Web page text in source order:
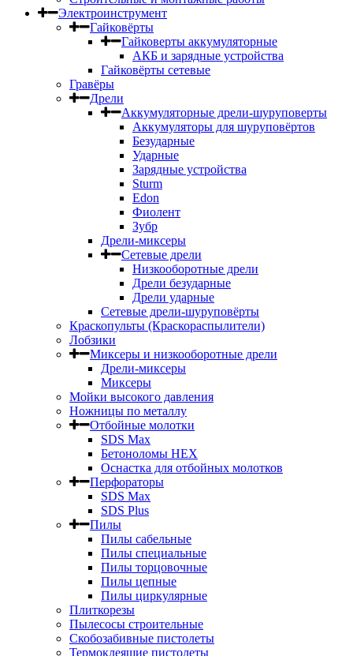
Электроинструмент
Гайковёрты
Гайковерты аккумуляторные
АКБ и зарядные устройства
Гайковёрты сетевые
Гравёры
Дрели
Аккумуляторные дрели-шуруповерты
Аккумуляторы для шуруповёртов
Безударные
Ударные
Зарядные устройства
Sturm
Edon
Фиолент
Зубр
Дрели-миксеры
Сетевые дрели
Низкооборотные дрели
Дрели безударные
Дрели ударные
Сетевые дрели-шуруповёрты
Краскопульты (Краскораспылители)
Лобзики
Миксеры и низкооборотные дрели
Дрели-миксеры
Миксеры
Мойки высокого давления
Ножницы по металлу
Отбойные молотки
SDS Max
Бетоноломы HEX
Оснастка для отбойных молотков
Перфораторы
SDS Max
SDS Plus
Пилы
Пилы сабельные
Пилы специальные
Пилы торцовочные
Пилы цепные
Пилы циркулярные
Плиткорезы
Пылесосы строительные
Скобозабивные пистолеты
Термоклеящие пистолеты